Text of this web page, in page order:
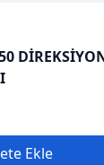
Ekle